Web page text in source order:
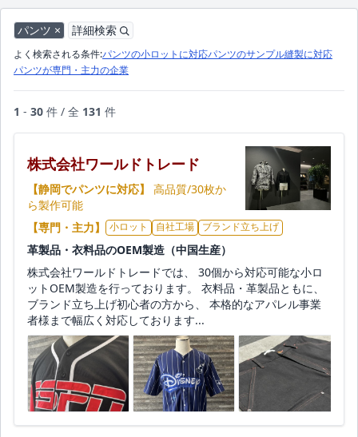
ボトムスを製造する際は、サンプル作成への対応や小ロット生産
の可否、得意とする素材や縫製技術などを確認しながらOEMメー
カーや縫製工場を選ぶことが重要です。アパレルOEM検索では、
パンツ・ズボン・ボトムスの製造に対応するOEMメーカーや縫製
工場を掲載しています。企業一覧を比較しながら、条件に合った
OEMパートナーを探すことができます。現在、パンツのOEM製造
に対応するメーカー・縫製工場を131社掲載しています。
パンツ × 詳細検索
よく検索される条件:パンツの小ロットに対応パンツのサンプル縫製に対応
パンツが専門・主力の企業
1 - 30 件 / 全 131 件
株式会社ワールドトレード
【静岡でパンツに対応】
高品質/30枚か
ら製作可能
【専門・主力】
小ロット 自社工場 ブランド立ち上げ
革製品・衣料品のOEM製造（中国生産）
株式会社ワールドトレードでは、 30個から対応可能な小ロ
ットOEM製造を行っております。 衣料品・革製品ともに、
ブランド立ち上げ初心者の方から、 本格的なアパレル事業
者様まで幅広く対応しております...